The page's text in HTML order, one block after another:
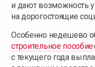
и дают возможность
на дорогостоящие
Особенно недешево
строительное пособие
с текущего года